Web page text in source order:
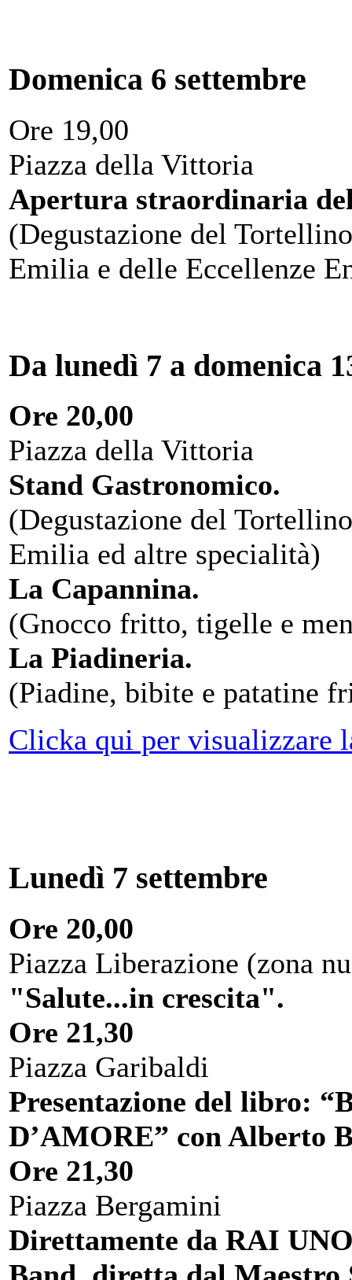
Domenica 6 settembre
Ore 19,00
Piazza della Vittoria
Apertura straordinaria
(Degustazione del
Emilia e delle Eccellenze
Da lunedì 7 a domenica
Ore 20,00
Piazza della Vittoria
Stand Gastronomico.
(Degustazione del
Emilia ed altre specialità)
La Capannina.
(Gnocco fritto, tigelle e
La Piadineria.
(Piadine, bibite e patatine
Clicka qui per visualizzare
Lunedì 7 settembre
Ore 20,00
Piazza Liberazione (zona
"Salute...in crescita".
Ore 21,30
Piazza Garibaldi
Presentazione del libro:
D’AMORE” con Alberto
Ore 21,30
Piazza Bergamini
Direttamente da RAI